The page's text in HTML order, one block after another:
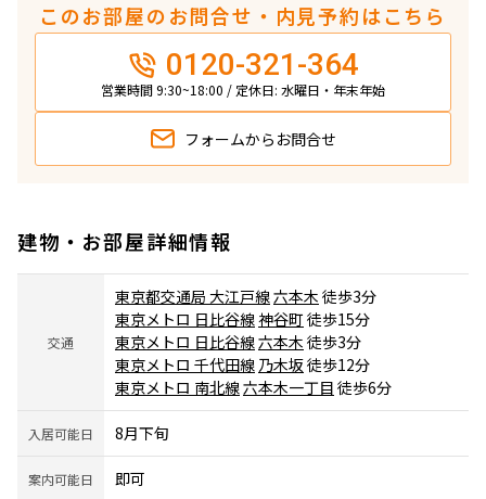
このお部屋のお問合せ・内見予約はこちら
0120-321-364
営業時間 9:30~18:00 / 定休日: 水曜日・年末年始
フォームから お問合せ
建物・お部屋詳細情報
交通
東京都交通局 大江戸線六本木 徒歩3分
東京メトロ 日比谷線神谷町 徒歩15分
東京メトロ 日比谷線六本木 徒歩3分
東京メトロ 千代田線 乃木坂徒歩12分
東京メトロ 南北線六本木一丁目 徒歩6分
入居可能日 8月下旬
案内可能日 即可